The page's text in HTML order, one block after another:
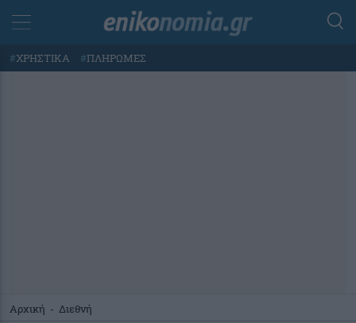
#ΧΡΗΣΤΙΚΑ #ΠΛΗΡΩΜΕΣ
Αρχική - Διεθνή